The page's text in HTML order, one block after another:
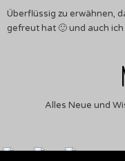
Überflüssig zu erwähnen,
gefreut hat 🙂 und auch
Alles Neue und